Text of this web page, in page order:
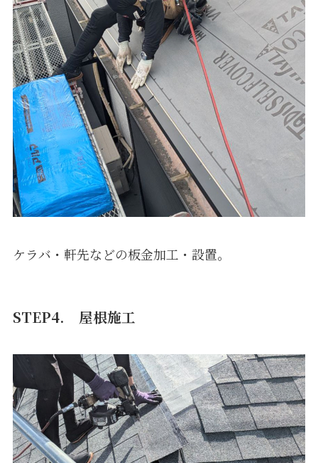
ケラバ・軒先などの板金加工・設置。
STEP4. 屋根施工